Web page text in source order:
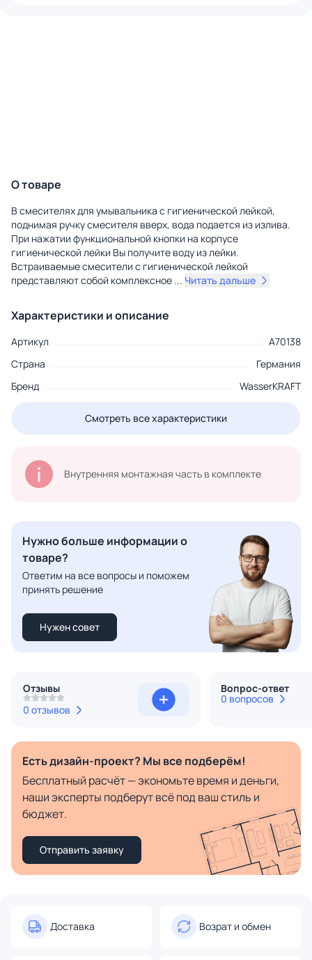
О товаре
В смесителях для умывальника с гигиенической лейкой,
поднимая ручку смесителя вверх, вода подается из излива.
При нажатии функциональной кнопки на корпусе
гигиенической лейки Вы получите воду из лейки.
Встраиваемые смесители с гигиенической лейкой
представляют собой комплексное ... Читать дальше
Характеристики и описание
Артикул
A70138
Страна
Германия
Бренд
WasserKRAFT
Смотреть все характеристики
Внутренняя монтажная часть в комплекте
Нужно больше информации о
товаре?
Ответим на все вопросы и поможем
принять решение
Нужен совет
Отзывы
0 отзывов
Вопрос-ответ
0 вопросов
Есть дизайн-проект? Мы все подберём!
Бесплатный расчёт — экономьте время и деньги,
наши эксперты подберут всё под ваш стиль и
бюджет.
Отправить заявку
Доставка Возрат и обмен